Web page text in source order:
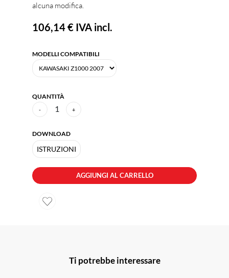
alcuna modifica.
106,14 € IVA incl.
MODELLI COMPATIBILI
QUANTITÀ
- 1 +
DOWNLOAD
ISTRUZIONI
AGGIUNGI AL CARRELLO
Ti potrebbe interessare